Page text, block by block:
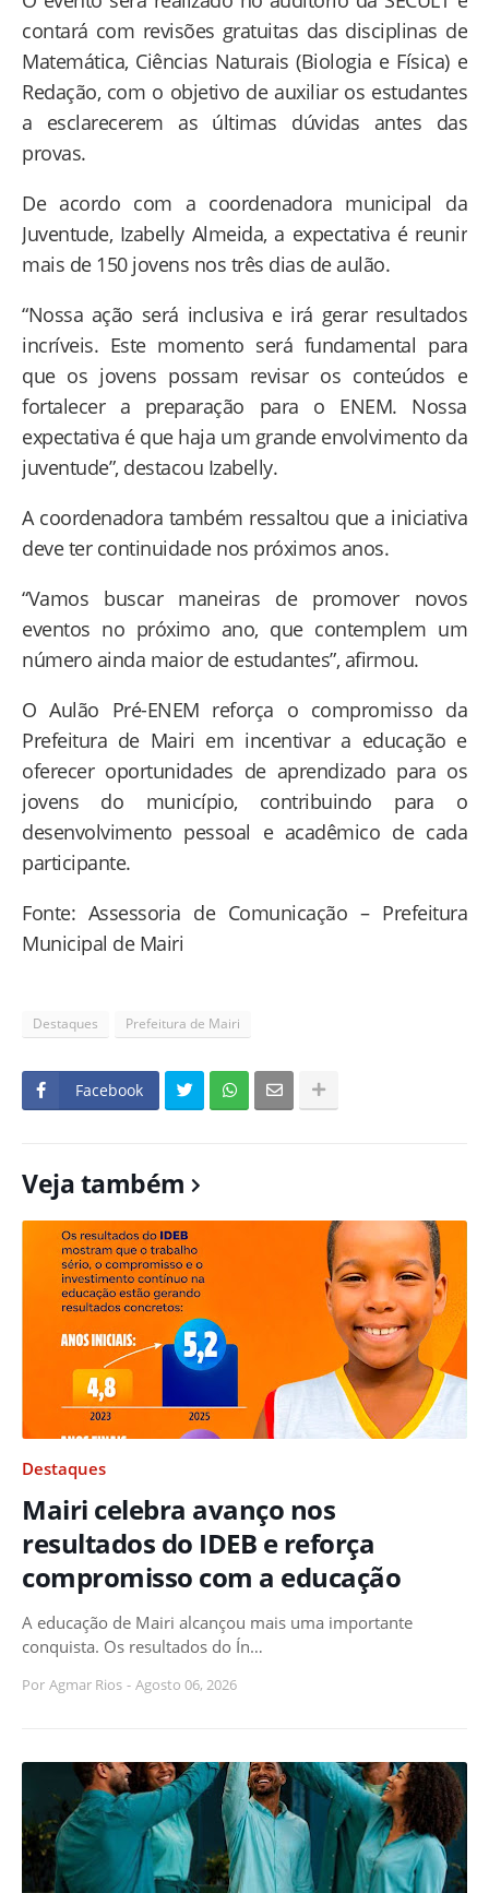
contará com revisões gratuitas das disciplinas de
Matemática, Ciências Naturais (Biologia e Física) e
Redação, com o objetivo de auxiliar os estudantes
a esclarecerem as últimas dúvidas antes das
provas.
De acordo com a coordenadora municipal da
Juventude, Izabelly Almeida, a expectativa é reunir
mais de 150 jovens nos três dias de aulão.
“Nossa ação será inclusiva e irá gerar resultados
incríveis. Este momento será fundamental para
que os jovens possam revisar os conteúdos e
fortalecer a preparação para o ENEM. Nossa
expectativa é que haja um grande envolvimento da
juventude”, destacou Izabelly.
A coordenadora também ressaltou que a iniciativa
deve ter continuidade nos próximos anos.
“Vamos buscar maneiras de promover novos
eventos no próximo ano, que contemplem um
número ainda maior de estudantes”, afirmou.
O Aulão Pré-ENEM reforça o compromisso da
Prefeitura de Mairi em incentivar a educação e
oferecer oportunidades de aprendizado para os
jovens do município, contribuindo para o
desenvolvimento pessoal e acadêmico de cada
participante.
Fonte: Assessoria de Comunicação – Prefeitura
Municipal de Mairi
Destaques Prefeitura de Mairi
Facebook
Veja também
Destaques
Mairi celebra avanço nos
resultados do IDEB e reforça
compromisso com a educação
A educação de Mairi alcançou mais uma importante
conquista. Os resultados do Ín…
Por Agmar Rios - Agosto 06, 2026